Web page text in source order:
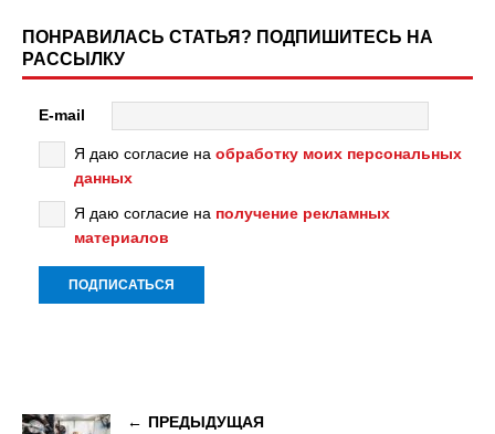
ПОНРАВИЛАСЬ СТАТЬЯ? ПОДПИШИТЕСЬ НА
РАССЫЛКУ
E-mail
Я даю согласие на обработку моих персональных
данных
Я даю согласие на получение рекламных
материалов
ПРЕДЫДУЩАЯ